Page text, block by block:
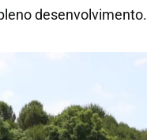
desenvolvimento.